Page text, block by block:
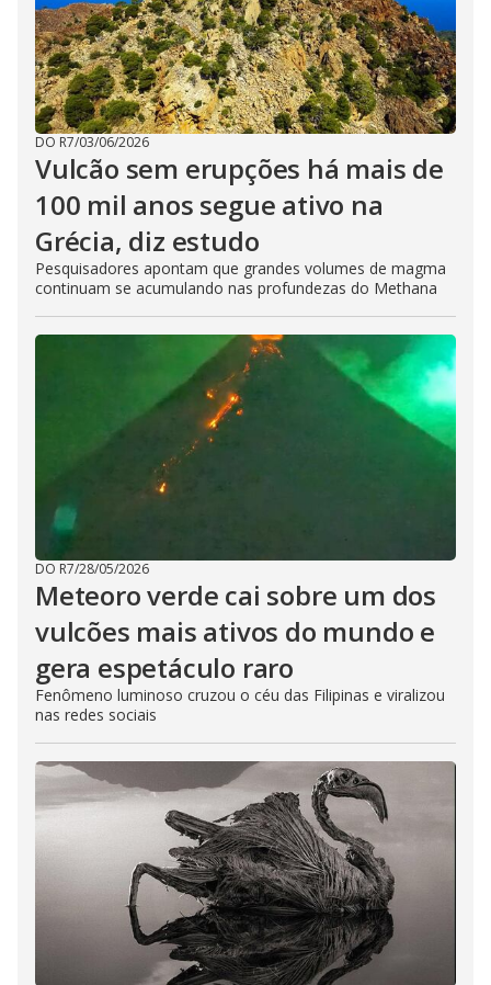
DO R7/03/06/2026
Vulcão sem erupções há mais de
100 mil anos segue ativo na
Grécia, diz estudo
Pesquisadores apontam que grandes volumes de magma
continuam se acumulando nas profundezas do Methana
DO R7/28/05/2026
Meteoro verde cai sobre um dos
vulcões mais ativos do mundo e
gera espetáculo raro
Fenômeno luminoso cruzou o céu das Filipinas e viralizou
nas redes sociais